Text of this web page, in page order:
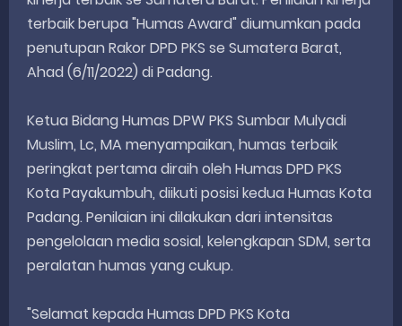
terbaik berupa "Humas Award" diumumkan pada
penutupan Rakor DPD PKS se Sumatera Barat,
Ahad (6/11/2022) di Padang.
Ketua Bidang Humas DPW PKS Sumbar Mulyadi
Muslim, Lc, MA menyampaikan, humas terbaik
peringkat pertama diraih oleh Humas DPD PKS
Kota Payakumbuh, diikuti posisi kedua Humas Kota
Padang. Penilaian ini dilakukan dari intensitas
pengelolaan media sosial, kelengkapan SDM, serta
peralatan humas yang cukup.
"Selamat kepada Humas DPD PKS Kota